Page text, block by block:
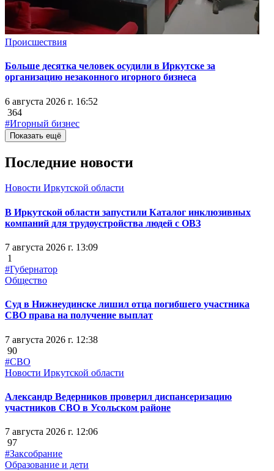
Происшествия
Больше десятка человек осудили в Иркутске за
организацию незаконного игорного бизнеса
6 августа 2026 г. 16:52
364
#Игорный бизнес
Показать ещё
Последние новости
Новости Иркутской области
В Иркутской области запустили Каталог инклюзивных
компаний для трудоустройства людей с ОВЗ
7 августа 2026 г. 13:09
1
#Губернатор
Общество
Суд в Нижнеудинске лишил отца погибшего участника
СВО права на получение выплат
7 августа 2026 г. 12:38
90
#СВО
Новости Иркутской области
Александр Ведерников проверил диспансеризацию
участников СВО в Усольском районе
7 августа 2026 г. 12:06
97
#Заксобрание
Образование и дети